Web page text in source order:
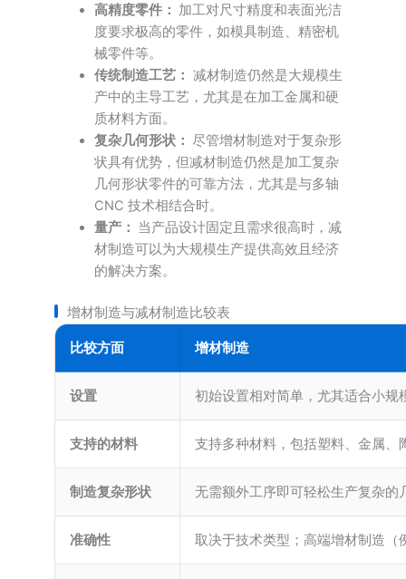
高精度零件： 加工对尺寸精度和表面光洁
度要求极高的零件，如模具制造、精密机
械零件等。
传统制造工艺： 减材制造仍然是大规模生
产中的主导工艺，尤其是在加工金属和硬
质材料方面。
复杂几何形状： 尽管增材制造对于复杂形
状具有优势，但减材制造仍然是加工复杂
几何形状零件的可靠方法，尤其是与多轴
CNC 技术相结合时。
量产： 当产品设计固定且需求很高时，减
材制造可以为大规模生产提供高效且经济
的解决方案。
增材制造与减材制造比较表
比较方面 增材制造
设置 初始设置相对简单，尤其适合小规
支持的材料 支持多种材料，包括塑料、金属
制造复杂形状 无需额外工序即可轻松生产复杂的
准确性 取决于技术类型；高端增材制造